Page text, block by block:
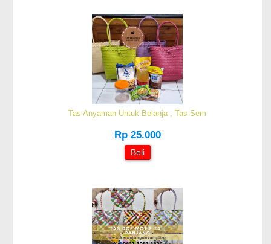
Tas Anyaman Untuk Belanja , Tas Sem
Rp 25.000
Beli